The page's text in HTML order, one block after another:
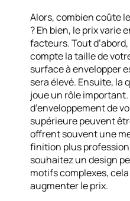
Alors, combien coûte
? Eh bien, le prix varie
facteurs. Tout
compte la taille de
surface à envelopper
sera élevé. Ensuite, la
joue un rôle important.
d’enveloppement de
supérieure peuvent
offrent souvent une
finition plus
souhaitez un design
motifs complexes,
augmenter le prix.